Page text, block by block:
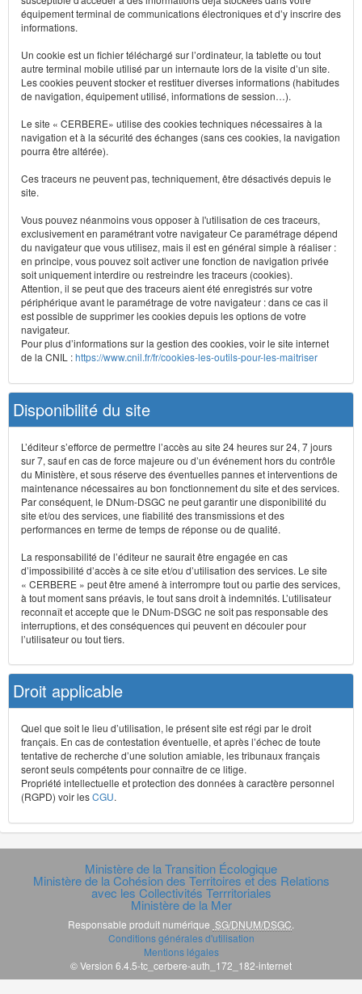
équipement terminal de communications électroniques et d’y inscrire des
informations.
Un cookie est un fichier téléchargé sur l’ordinateur, la tablette ou tout
autre terminal mobile utilisé par un internaute lors de la visite d’un site.
Les cookies peuvent stocker et restituer diverses informations (habitudes
de navigation, équipement utilisé, informations de session…).
Le site « CERBERE» utilise des cookies techniques nécessaires à la
navigation et à la sécurité des échanges (sans ces cookies, la navigation
pourra être altérée).
Ces traceurs ne peuvent pas, techniquement, être désactivés depuis le
site.
Vous pouvez néanmoins vous opposer à l'utilisation de ces traceurs,
exclusivement en paramétrant votre navigateur Ce paramétrage dépend
du navigateur que vous utilisez, mais il est en général simple à réaliser :
en principe, vous pouvez soit activer une fonction de navigation privée
soit uniquement interdire ou restreindre les traceurs (cookies).
Attention, il se peut que des traceurs aient été enregistrés sur votre
périphérique avant le paramétrage de votre navigateur : dans ce cas il
est possible de supprimer les cookies depuis les options de votre
navigateur.
Pour plus d’informations sur la gestion des cookies, voir le site internet
de la CNIL :https://www.cnil.fr/fr/cookies-les-outils-pour-les-maitriser
Disponibilité du site
L’éditeur s’efforce de permettre l’accès au site 24 heures sur 24, 7 jours
sur 7, sauf en cas de force majeure ou d’un événement hors du contrôle
du Ministère, et sous réserve des éventuelles pannes et interventions de
maintenance nécessaires au bon fonctionnement du site et des services.
Par conséquent, le DNum-DSGC ne peut garantir une disponibilité du
site et/ou des services, une fiabilité des transmissions et des
performances en terme de temps de réponse ou de qualité.
La responsabilité de l’éditeur ne saurait être engagée en cas
d’impossibilité d’accès à ce site et/ou d’utilisation des services. Le site
« CERBERE » peut être amené à interrompre tout ou partie des services,
à tout moment sans préavis, le tout sans droit à indemnités. L’utilisateur
reconnaît et accepte que le DNum-DSGC ne soit pas responsable des
interruptions, et des conséquences qui peuvent en découler pour
l’utilisateur ou tout tiers.
Droit applicable
Quel que soit le lieu d’utilisation, le présent site est régi par le droit
français. En cas de contestation éventuelle, et après l’échec de toute
tentative de recherche d’une solution amiable, les tribunaux français
seront seuls compétents pour connaître de ce litige.
Propriété intellectuelle et protection des données à caractère personnel
(RGPD) voir lesCGU.
Ministère de la Transition Écologique
Ministère de la Cohésion des Territoires et des Relations
avec les Collectivités Terrritoriales
Ministère de la Mer
Responsable produit numérique SG/DNUM/DSGC
Conditions générales d'utilisation
Mentions légales
© Version 6.4.5-tc_cerbere-auth_172_182-internet